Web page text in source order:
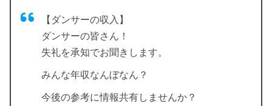
【ダンサーの収入】
ダンサーの皆さん！
失礼を承知でお聞きします。
みんな年収なんぼなん？
今後の参考に情報共有しませんか？